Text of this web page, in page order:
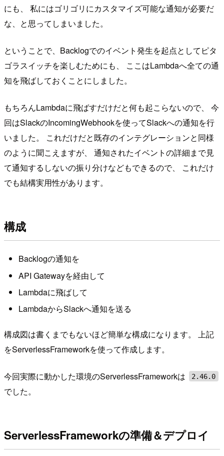
にも、 私にはゴリゴリにカスタマイズ可能な通知が必要だ
な、と思ってしまいました。
ということで、Backlogでのイベント発生を起点としてピタ
ゴラスイッチを楽しむためにも、 ここはLambdaへ全ての通
知を飛ばしておくことにしました。
もちろんLambdaに飛ばすだけだと何も起こらないので、 今
回はSlackのIncomingWebhookを使ってSlackへの通知を行
いました。 これだけだと既存のインテグレーションと同様
のように聞こえますが、 通知されたイベントの詳細まで見
て通知するしないの振り分けなどもできるので、 これだけ
でも結構実用性があります。
構成
Backlogの通知を
API Gatewayを経由して
Lambdaに飛ばして
LambdaからSlackへ通知を送る
構成図は書くまでもないほど簡単な構成になります。 上記
をServerlessFrameworkを使って作成します。
今回実際に動かした環境のServerlessFrameworkは 2.46.0
でした。
ServerlessFrameworkの準備＆デプロイ